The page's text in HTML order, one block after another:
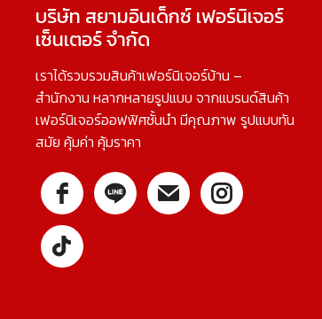
บริษัท สยามอินเด็กซ์ เฟอร์นิเจอร์
เซ็นเตอร์ จำกัด
เราได้รวบรวมสินค้าเฟอร์นิเจอร์บ้าน –
สำนักงาน หลากหลายรูปแบบ จากแบรนด์สินค้า
เฟอร์นิเจอร์ออฟฟิศชั้นนำ มีคุณภาพ รูปแบบทัน
สมัย คุ้มค่า คุ้มราคา